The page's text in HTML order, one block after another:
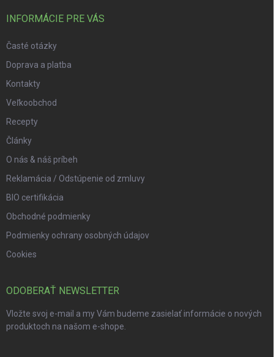
INFORMÁCIE PRE VÁS
Časté otázky
Doprava a platba
Kontakty
Veľkoobchod
Recepty
Články
O nás & náš príbeh
Reklamácia / Odstúpenie od zmluvy
BIO certifikácia
Obchodné podmienky
Podmienky ochrany osobných údajov
Cookies
ODOBERAŤ NEWSLETTER
Vložte svoj e-mail a my Vám budeme zasielať informácie o nových
produktoch na našom e-shope.